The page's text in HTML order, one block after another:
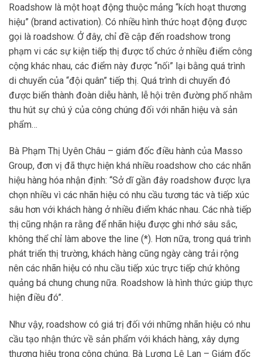
Roadshow là một hoạt động thuộc mảng “kích hoạt thương
hiệu” (brand activation). Có nhiều hình thức hoạt động được
gọi là roadshow. Ở đây, chỉ đề cập đến roadshow trong
phạm vi các sự kiện tiếp thị được tổ chức ở nhiều điểm công
cộng khác nhau, các điểm này được “nối” lại bằng quá trình
di chuyển của “đội quân” tiếp thị. Quá trình di chuyển đó
được biến thành đoàn diễu hành, lễ hội trên đường phố nhằm
thu hút sự chú ý của công chúng đối với nhãn hiệu và sản
phẩm…
Bà Phạm Thị Uyên Châu – giám đốc điều hành của Masso
Group, đơn vị đã thực hiện khá nhiều roadshow cho các nhãn
hiệu hàng hóa nhận định: “Sở dĩ gần đây roadshow được lựa
chọn nhiều vì các nhãn hiệu có nhu cầu tương tác và tiếp xúc
sâu hơn với khách hàng ở nhiều điểm khác nhau. Các nhà tiếp
thị cũng nhận ra rằng để nhãn hiệu được ghi nhớ sâu sắc,
không thể chỉ làm above the line (*). Hơn nữa, trong quá trình
phát triển thị trường, khách hàng cũng ngày càng trải rộng
nên các nhãn hiệu có nhu cầu tiếp xúc trực tiếp chứ không
quảng bá chung chung nữa. Roadshow là hình thức giúp thực
hiện điều đó”.
Như vậy, roadshow có giá trị đối với những nhãn hiệu có nhu
cầu tạo nhận thức về sản phẩm với khách hàng, xây dựng
thương hiệu trong công chúng. Bà Lương Lê Lan – Giám đốc